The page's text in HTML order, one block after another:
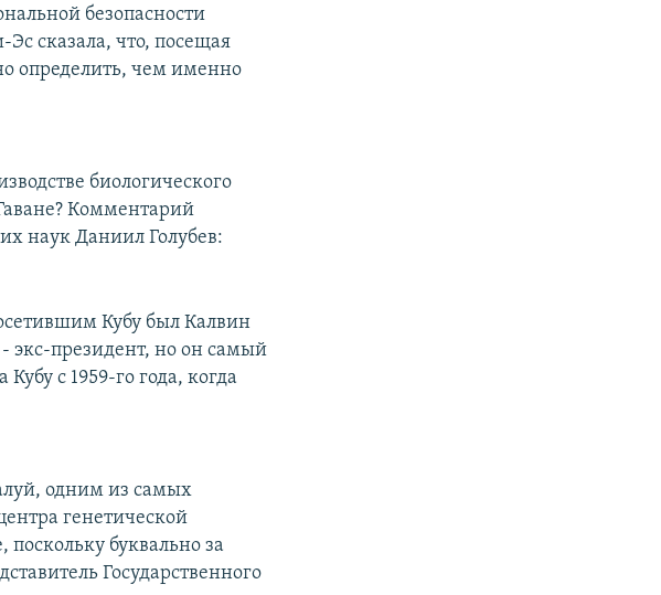
безопасности
сказала, что, посещая
определить, чем именно
биологического
Комментарий
наук Даниил Голубев:
Кубу был Калвин
экс-президент, но он самый
с 1959-го года, когда
одним из самых
генетической
буквально за
Государственного